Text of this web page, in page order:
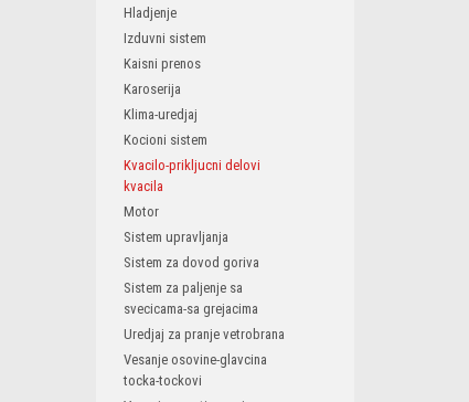
Hladjenje
Izduvni sistem
Kaisni prenos
Karoserija
Klima-uredjaj
Kocioni sistem
Kvacilo-prikljucni delovi
kvacila
Motor
Sistem upravljanja
Sistem za dovod goriva
Sistem za paljenje sa
svecicama-sa grejacima
Uredjaj za pranje vetrobrana
Vesanje osovine-glavcina
tocka-tockovi